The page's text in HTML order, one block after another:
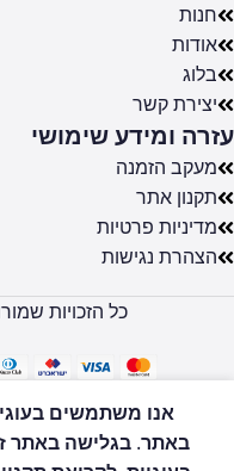
חנות
אודות
בלוג
יצירת קשר
עזרה ומידע שימושי
מעקב הזמנה
תקנון אתר
מדיניות פרטיות
הצהרת נגישות
כל הזכויות
אנו משתמשים
באתר. בגלישה באתר
i5
שואב
אבק
₪1,390 0